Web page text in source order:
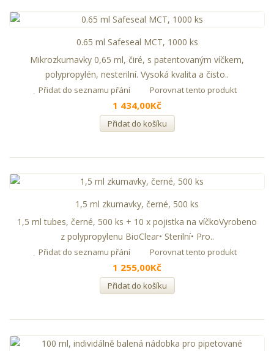
0.65 ml Safeseal MCT, 1000 ks
Mikrozkumavky 0,65 ml, čiré, s patentovaným víčkem,
polypropylén, nesterilní. Vysoká kvalita a čisto..
Přidat do seznamu přání Porovnat tento produkt
1 434,00Kč
Přidat do košíku
1,5 ml zkumavky, černé, 500 ks
1,5 ml tubes, černé, 500 ks + 10 x pojistka na víčkoVyrobeno
z polypropylenu BioClear• Sterilní• Pro..
Přidat do seznamu přání Porovnat tento produkt
1 255,00Kč
Přidat do košíku